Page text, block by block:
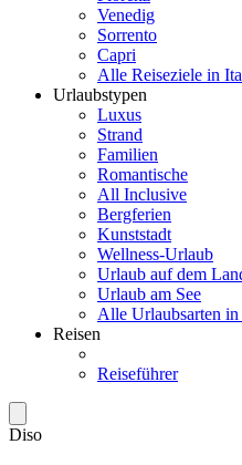
Venedig
Sorrento
Capri
Alle Reiseziele in
Urlaubstypen
Luxus
Strand
Familien
Romantische
All Inclusive
Bergferien
Kunststadt
Wellness-Urlaub
Urlaub auf dem
Urlaub am See
Alle Urlaubsarten in
Reisen
Reiseführer
Diso